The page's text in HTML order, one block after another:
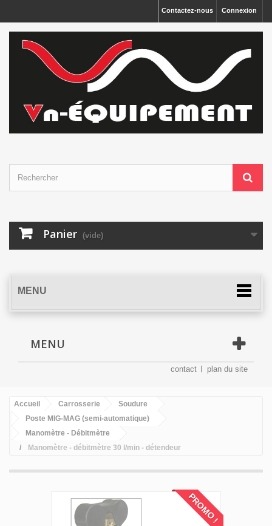
Connexion
Contactez-nous
Panier (vide)
MENU
MENU
contact plan du site
Accueil Carrosserie
Soudure
Poste MIG-MAG (semi-automatique)
Manomètre - Débitmètre
Manomètre - débitmètre 30 l/min - détendeur
PROMO !